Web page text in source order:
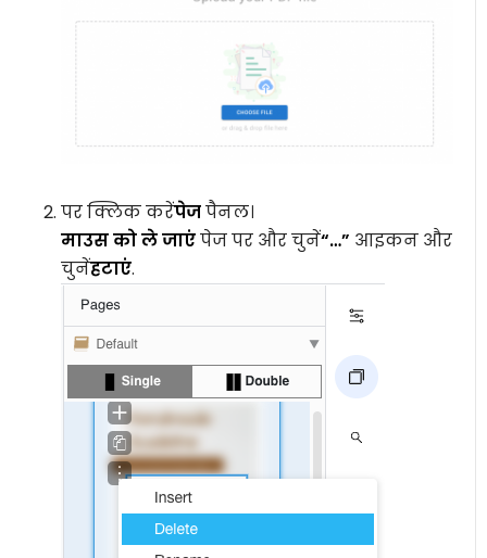
पर क्लिक करेंपेजपैनल।
माउस को ले जाएंपेज पर और चुनें“…” आइकन और
चुनेंहटाएं.